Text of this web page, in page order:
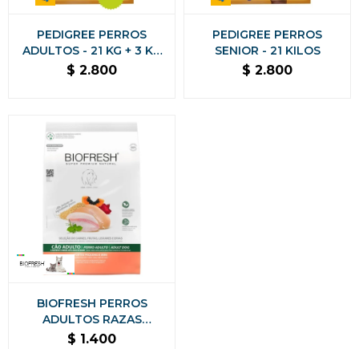
PEDIGREE PERROS
ADULTOS - 21 KG + 3 KG
DE REGALO
$ 2.800
PEDIGREE PERROS
SENIOR - 21 KILOS
$ 2.800
BIOFRESH PERROS
ADULTOS RAZAS
PEQUEÑAS Y MINI - 3 KG
$ 1.400